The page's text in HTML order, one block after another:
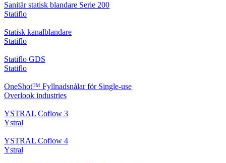
Sanitär statisk blandare Serie 200
Statiflo
Statisk kanalblandare
Statiflo
Statiflo GDS
Statiflo
OneShot™ Fyllnadsnålar för Single-use
Overlook industries
YSTRAL Coflow 3
Ystral
YSTRAL Coflow 4
Ystral